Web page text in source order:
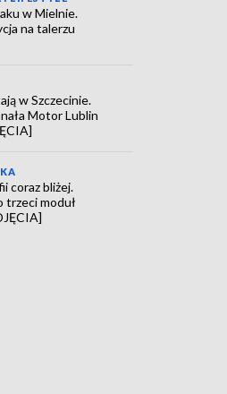
w Mielnie.
na talerzu
w Szczecinie.
Motor Lublin
coraz bliżej.
trzeci moduł